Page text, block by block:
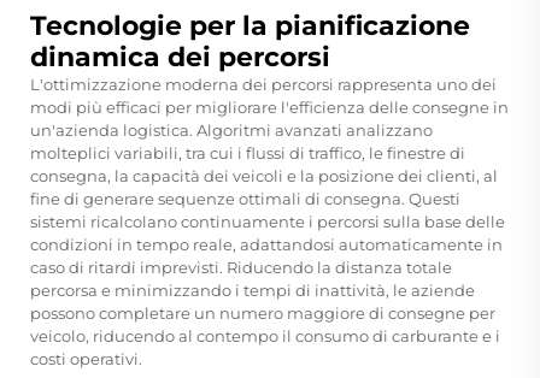
Tecnologie per la pianificazione
dinamica dei percorsi
L'ottimizzazione moderna dei percorsi rappresenta uno dei
modi più efficaci per migliorare l'efficienza delle consegne in
un'azienda logistica. Algoritmi avanzati analizzano
molteplici variabili, tra cui i flussi di traffico, le finestre di
consegna, la capacità dei veicoli e la posizione dei clienti, al
fine di generare sequenze ottimali di consegna. Questi
sistemi ricalcolano continuamente i percorsi sulla base delle
condizioni in tempo reale, adattandosi automaticamente in
caso di ritardi imprevisti. Riducendo la distanza totale
percorsa e minimizzando i tempi di inattività, le aziende
possono completare un numero maggiore di consegne per
veicolo, riducendo al contempo il consumo di carburante e i
costi operativi.